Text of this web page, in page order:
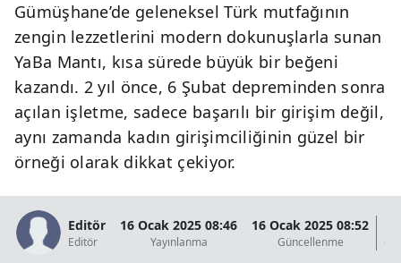
Bolu
Bursa
Çanakkale
Çankırı
Çorum
Denizli
Gümüşhane’de geleneksel Türk mutfağının
zengin lezzetlerini modern dokunuşlarla sunan
YaBa Mantı, kısa sürede büyük bir beğeni
kazandı. 2 yıl önce, 6 Şubat depreminden sonra
açılan işletme, sadece başarılı bir girişim değil,
aynı zamanda kadın girişimciliğinin güzel bir
örneği olarak dikkat çekiyor.
Editör
Editör
16 Ocak 2025 08:46
Yayınlanma
16 Ocak 2025 08:52
Güncellenme